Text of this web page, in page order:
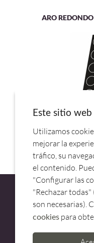
ARO
MOLDE MUFFINS
Este sitio
Utilizamos
mejorar la
tráfico, su
el contenido.
"Configurar las
"Rechazar
son necesarias).
cookies para